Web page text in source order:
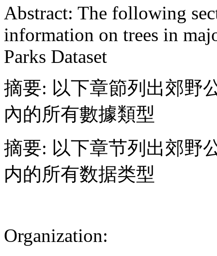
Abstract: The following
information on trees in
Parks Dataset
摘要: 以下章節列出郊野
內的所有數據類型
摘要: 以下章节列出郊野
内的所有数据类型
Organization: